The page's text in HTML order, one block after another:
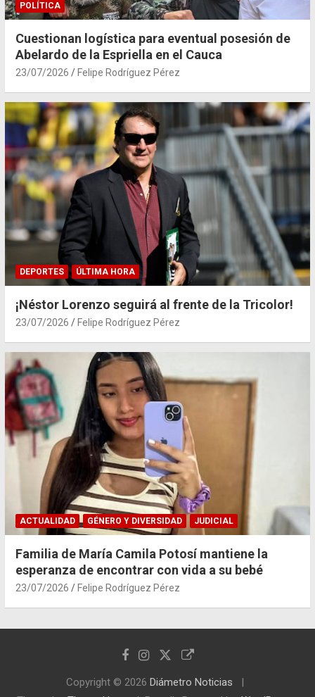
POLÍTICA
Cuestionan logística para eventual posesión de
Abelardo de la Espriella en el Cauca
23/07/2026 Felipe Rodríguez Pérez
DEPORTES ÚLTIMA HORA
¡Néstor Lorenzo seguirá al frente de la Tricolor!
23/07/2026 Felipe Rodríguez Pérez
ACTUALIDAD GÉNERO Y DIVERSIDAD JUDICIAL
Familia de María Camila Potosí mantiene la
esperanza de encontrar con vida a su bebé
23/07/2026 Felipe Rodríguez Pérez
Copyright © 2026 Diámetro Noticias